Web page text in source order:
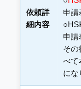
依頼詳
細内容
申請
申請
その
べて
にな